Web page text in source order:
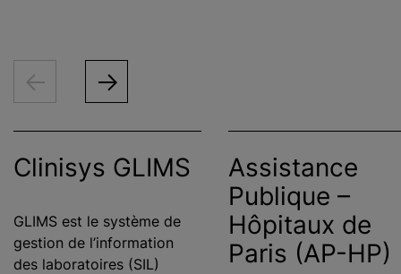
Clinisys GLIMS
GLIMS est le système de
gestion de l’information
des laboratoires (SIL)
Assistance
Publique –
Hôpitaux de
Paris (AP-HP)